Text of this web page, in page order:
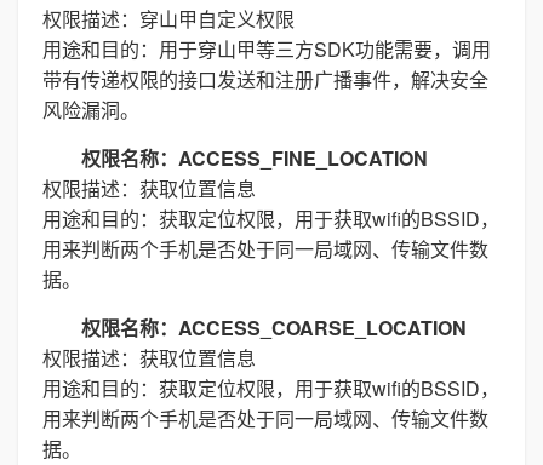
权限描述：穿山甲自定义权限
用途和目的：用于穿山甲等三方SDK功能需要，调用
带有传递权限的接口发送和注册广播事件，解决安全
风险漏洞。
权限名称：ACCESS_FINE_LOCATION
权限描述：获取位置信息
用途和目的：获取定位权限，用于获取wifi的BSSID，
用来判断两个手机是否处于同一局域网、传输文件数
据。
权限名称：ACCESS_COARSE_LOCATION
权限描述：获取位置信息
用途和目的：获取定位权限，用于获取wifi的BSSID，
用来判断两个手机是否处于同一局域网、传输文件数
据。